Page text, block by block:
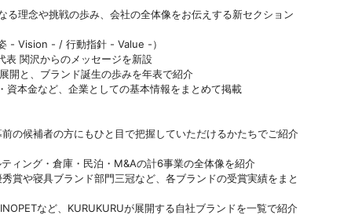
る理念や挑戦の歩み、会社の全体像をお伝えする新セクション
- Vision - / 行動指針 - Value -）
関沢からのメッセージを新設
と、ブランド誕生の歩みを年表で紹介
本金など、企業としての基本情報をまとめて掲載
の候補者の方にもひと目で把握していただけるかたちでご紹介
ィング・倉庫・民泊・M&Aの計6事業の全体像を紹介
や寝具ブランド部門三冠など、各ブランドの受賞実績をまと
など、KURUKURUが展開する自社ブランドを一覧で紹介